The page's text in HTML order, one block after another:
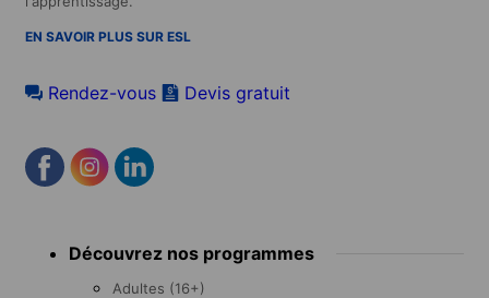
EN SAVOIR PLUS SUR ESL
Rendez-vous Devis gratuit
menu Découvrez nos programmes
Adultes (16+)